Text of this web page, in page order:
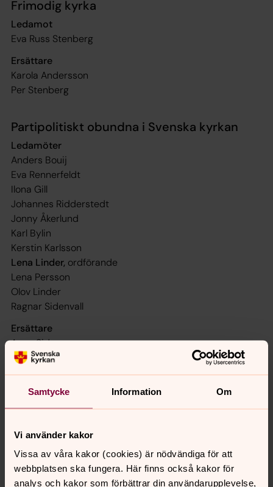
Samtycke Information Om
Vi använder kakor
Vissa av våra kakor (cookies) är nödvändiga för att
webbplatsen ska fungera. Här finns också kakor för
analys och kakor som förbättrar din användarupplevelse,
Frimodig kyrka
Ledamot
Eva Russ Stenberg
Ersättare
Karola Andersson
Per Stenberg
Partipolitiskt obundna i Svenska kyrkan
Ledamöter
Anders Bouij
Eva Rennerfeldt
Ilona Gill
Johannes Ridderstedt
Jonny Åkerlund
Karl Bylin
Kerstin Karlsson
Lena Linder, ordförande
Lena Persson
Olov Linder
Ragnar Sidenvall
Ersättare
Anna Sidorson
Ann-Louise Åkerlund
Lars Göran Bregström
Leona Furtenbach
Rune Jonsson
Sverigedemokraterna i Svenska kyrkan
Ledamöter